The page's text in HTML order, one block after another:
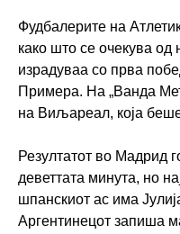
Фудбалерите на
како што се очекува
израдуваа со прва
Примера. На „Ванда
на Виљареал, која
Резултатот во Мадрид
деветтата минута, но
шпанскиот ас има
Аргентинецот запиша